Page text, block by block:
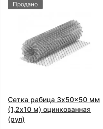
Продано
Сетка рабица 3x50x50 мм
(1,2x10 м) оцинкованная
(рул)